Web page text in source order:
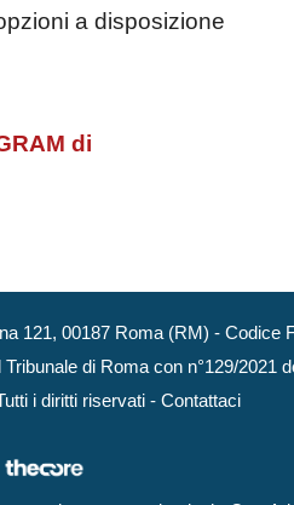
a disposizione
di
121, 00187 Roma (RM) - Codice
di Roma con n°129/2021
i diritti riservati - Contattaci